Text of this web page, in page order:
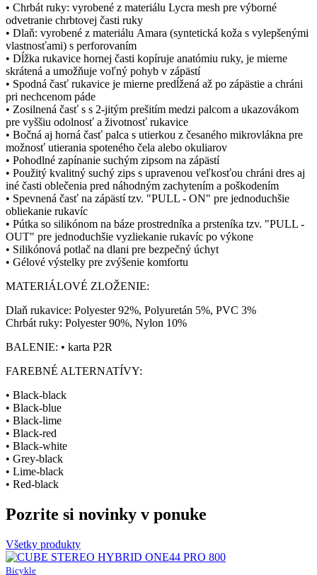
• Chrbát ruky: vyrobené z materiálu Lycra mesh pre výborné
odvetranie chrbtovej časti ruky
• Dlaň: vyrobené z materiálu Amara (syntetická koža s vylepšenými
vlastnosťami) s perforovaním
• Dĺžka rukavice hornej časti kopíruje anatómiu ruky, je mierne
skrátená a umožňuje voľný pohyb v zápästí
• Spodná časť rukavice je mierne predĺžená až po zápästie a chráni
pri nechcenom páde
• Zosilnená časť s s 2-jitým prešitím medzi palcom a ukazovákom
pre vyššiu odolnosť a životnosť rukavice
• Bočná aj horná časť palca s utierkou z česaného mikrovlákna pre
možnosť utierania spoteného čela alebo okuliarov
• Pohodlné zapínanie suchým zipsom na zápästí
• Použitý kvalitný suchý zips s upravenou veľkosťou chráni dres aj
iné časti oblečenia pred náhodným zachytením a poškodením
• Spevnená časť na zápästí tzv. "PULL - ON" pre jednoduchšie
obliekanie rukavíc
• Pútka so silikónom na báze prostredníka a prsteníka tzv. "PULL -
OUT" pre jednoduchšie vyzliekanie rukavíc po výkone
• Silikónová potlač na dlani pre bezpečný úchyt
• Gélové výstelky pre zvýšenie komfortu
MATERIÁLOVÉ ZLOŽENIE:
Dlaň rukavice: Polyester 92%, Polyuretán 5%, PVC 3%
Chrbát ruky: Polyester 90%, Nylon 10%
BALENIE: • karta P2R
FAREBNÉ ALTERNATÍVY:
• Black-black
• Black-blue
• Black-lime
• Black-red
• Black-white
• Grey-black
• Lime-black
• Red-black
Pozrite si novinky v ponuke
Všetky produkty
Bicykle